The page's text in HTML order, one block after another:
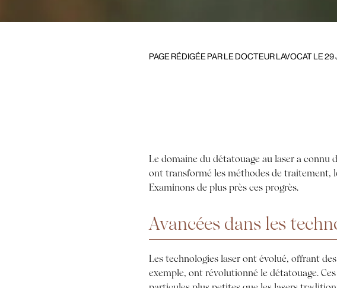
PAGE RÉDIGÉE PAR LE DOCTEUR LAVOCAT LE
Le domaine du détatouage au laser a connu
ont transformé les méthodes de traitement,
Examinons de plus près ces progrès.
Avancées dans les
Les technologies laser ont évolué, offrant
exemple, ont révolutionné le détatouage.